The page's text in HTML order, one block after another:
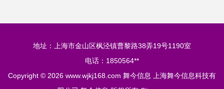
地址：上海市金山区枫泾镇曹黎路38弄19号1190室
电话：1850564**
Copyright © 2026 www.wjkj168.com 舞今信息
上海舞今信息科技有